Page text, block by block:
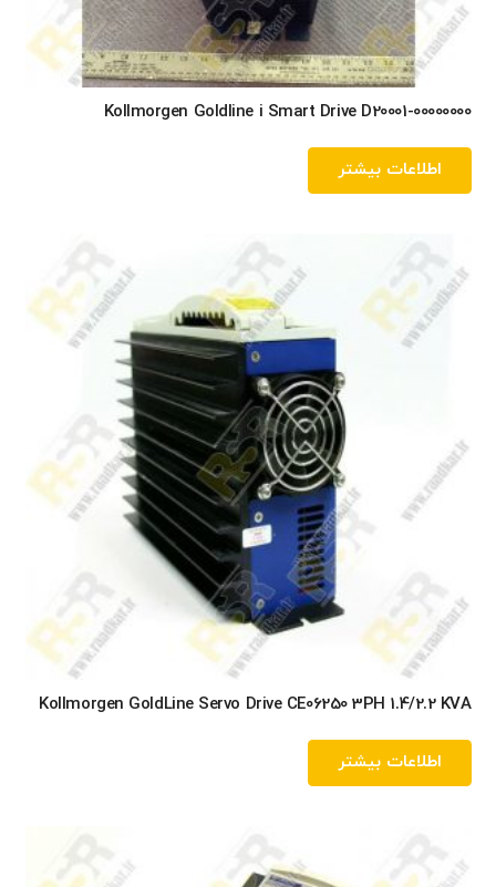
Kollmorgen Goldline i Smart Drive D20001-00000000
اطلاعات بیشتر
Kollmorgen GoldLine Servo Drive CE06250 3PH 1.4/2.2 KVA
اطلاعات بیشتر